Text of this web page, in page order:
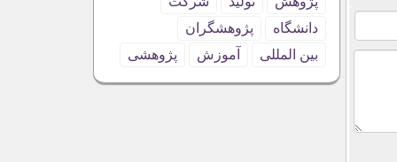
دانشگاه
پژوهشگران
بین المللی
آموزش پژوهشی